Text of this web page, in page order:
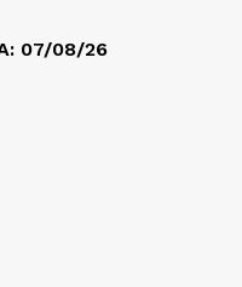
07/08/26